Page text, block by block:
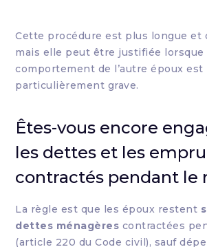
Cette procédure est plus longue et
mais elle peut être justifiée lorsque
comportement de l’autre époux est
particulièrement grave.
Êtes-vous encore
les dettes et les
contractés pendant le
La règle est que les époux restent
dettes ménagères contractées
(article 220 du Code civil), sauf